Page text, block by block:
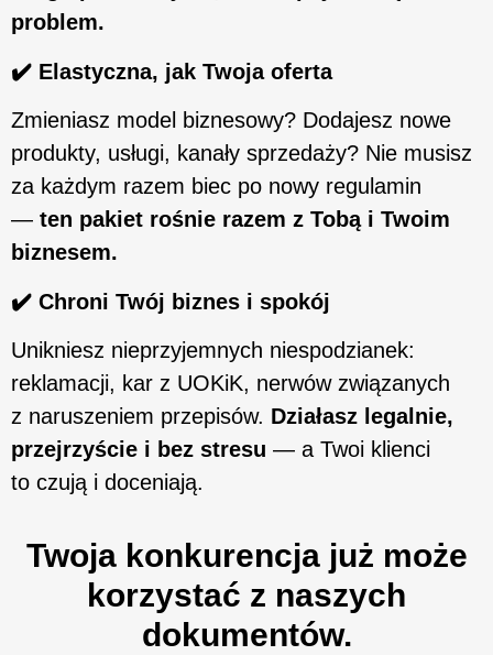
problem.
✔️ Elastyczna, jak Twoja oferta
Zmieniasz model biznesowy? Dodajesz nowe
produkty, usługi, kanały sprzedaży? Nie musisz
za każdym razem biec po nowy regulamin
— ten pakiet rośnie razem z Tobą i Twoim
biznesem.
✔️ Chroni Twój biznes i spokój
Unikniesz nieprzyjemnych niespodzianek:
reklamacji, kar z UOKiK, nerwów związanych
z naruszeniem przepisów. Działasz legalnie,
przejrzyście i bez stresu — a Twoi klienci
to czują i doceniają.
Twoja konkurencja już może
korzystać z naszych
dokumentów.